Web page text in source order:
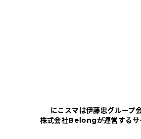
にこスマについて
にこスマは伊藤忠グループ
株式会社Belongが運営するサ